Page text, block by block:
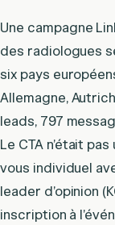
Une campagne
des radiologues
six pays
Allemagne,
leads, 797
Le CTA n’était
vous individuel
leader d’opinion
inscription à